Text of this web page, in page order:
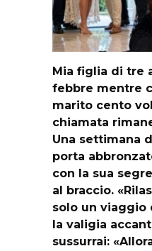
Mia figlia di tre
febbre mentre
marito cento
chiamata
Una settimana
porta
con la sua
al braccio.
solo un viaggio
la valigia
sussurrai: